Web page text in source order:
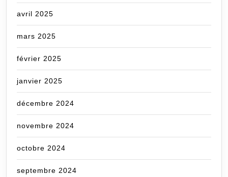
avril 2025
mars 2025
février 2025
janvier 2025
décembre 2024
novembre 2024
octobre 2024
septembre 2024